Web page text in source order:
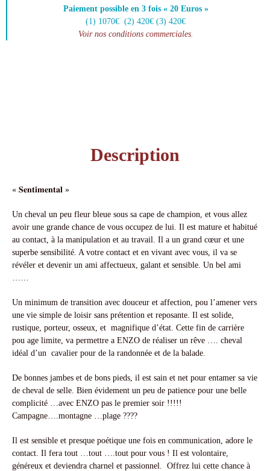
Paiement possible en 3 fois « 20 Euros »
(1) 1070€ (2) 420€ (3) 420€
Voir nos conditions commerciales.
Description
« 𝐒𝐞𝐧𝐭𝐢𝐦𝐞𝐧𝐭𝐚𝐥 »
Un cheval un peu fleur bleue sous sa cape de champion, et vous allez
avoir une grande chance de vous occupez de lui. Il est mature et habitué
au contact, à la manipulation et au travail. Il a un grand cœur et une
superbe sensibilité. A votre contact et en vivant avec vous, il va se
révéler et devenir un ami affectueux, galant et sensible. Un bel ami
……
Un minimum de transition avec douceur et affection, pou l’amener vers
une vie simple de loisir sans prétention et reposante. Il est solide,
rustique, porteur, osseux, et magnifique d’état. Cette fin de carrière
pou age limite, va permettre a ENZO de réaliser un rêve …. cheval
idéal d’un cavalier pour de la randonnée et de la balade.
De bonnes jambes et de bons pieds, il est sain et net pour entamer sa vie
de cheval de selle. Bien évidement un peu de patience pour une belle
complicité …avec ENZO pas le premier soir !!!!!
Campagne….montagne …plage ????
Il est sensible et presque poétique une fois en communication, adore le
contact. Il fera tout …tout ….tout pour vous ! Il est volontaire,
généreux et deviendra charnel et passionnel. Offrez lui cette chance à